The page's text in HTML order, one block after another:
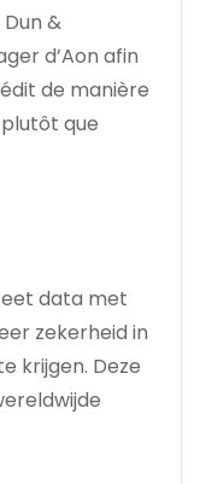
&
d’Aon afin
de manière
que
data met
zekerheid in
krijgen. Deze